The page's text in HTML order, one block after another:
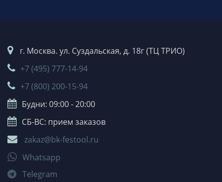
г. Москва. ул. Суздальская, д. 18г (ТЦ ТРИО)
+7 (495) 777-14-94
+7 (800) 200-15-94
Будни: 09:00 - 20:00
СБ-ВС: прием заказов
zakaz@bk-festool.ru
Whatsapp
Telegram